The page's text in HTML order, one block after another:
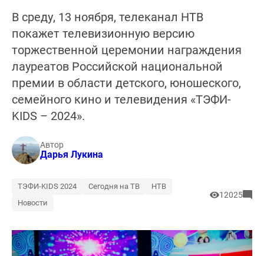
В среду, 13 ноября, телеканал НТВ
покажет телевизионную версию
торжественной церемонии награждения
лауреатов Российской национальной
премии в области детского, юношеского,
семейного кино и телевидения «ТЭФИ-
KIDS – 2024».
Автор
Дарья Лукина
ТЭФИ-KIDS 2024 Сегодня на ТВ
НТВ
Новости
12025